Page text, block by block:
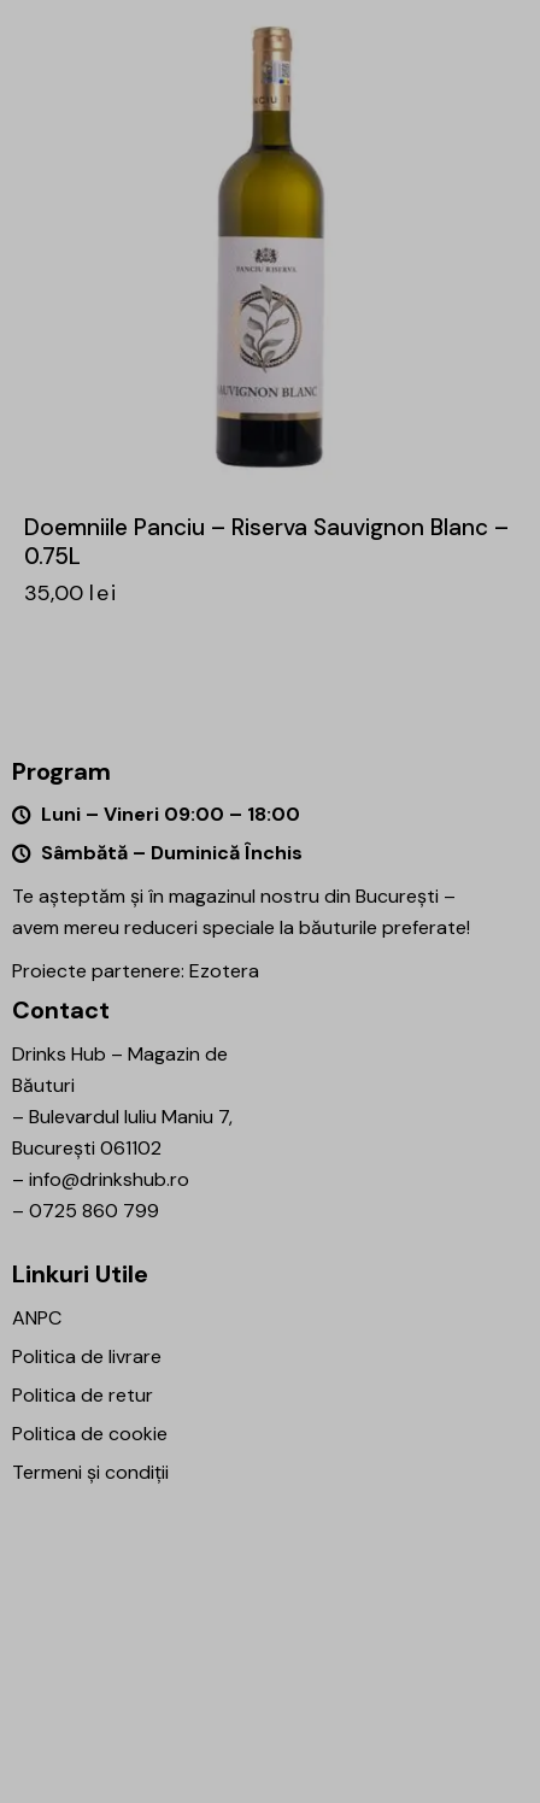
Doemniile Panciu – Riserva Sauvignon Blanc –
0.75L
35,00 lei
Program
Luni – Vineri 09:00 – 18:00
Sâmbătă – Duminică Închis
Te așteptăm și în magazinul nostru din București –
avem mereu reduceri speciale la băuturile preferate!
Proiecte partenere: Ezotera
Contact
Drinks Hub – Magazin de
Băuturi
– Bulevardul Iuliu Maniu 7,
București 061102
– info@drinkshub.ro
– 0725 860 799
Linkuri Utile
ANPC
Politica de livrare
Politica de retur
Politica de cookie
Termeni și condiții